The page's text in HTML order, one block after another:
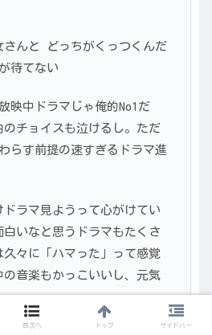
さんと どっちがくっつくんだ
待てない
映中ドラマじゃ俺的No1だ
チョイスも泣けるし。ただ
らす前提の速すぎるドラマ進
ドラマ見ようって心がけてい
いなと思うドラマもたくさ
久々に「ハマった」って感覚
音楽もかっこいいし、元気
目次へ トップ サイドバー